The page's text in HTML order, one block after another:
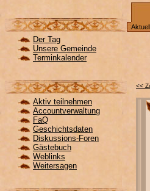
Der Tag
Unsere Gemeinde
Terminkalender
Aktiv teilnehmen
Accountverwaltung
FaQ
Geschichtsdaten
Diskussions-Foren
Gästebuch
Weblinks
Weitersagen
<<